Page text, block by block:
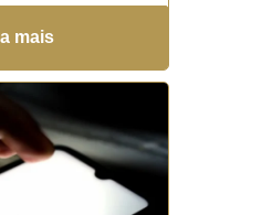
de Justiça
um médico foi
Leia mais →
mais